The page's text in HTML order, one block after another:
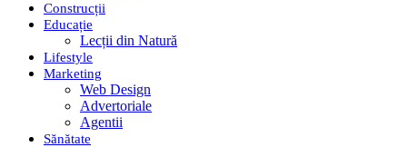
Construcții
Educație
Lecții din Natură
Lifestyle
Marketing
Web Design
Advertoriale
Agentii
Sănătate